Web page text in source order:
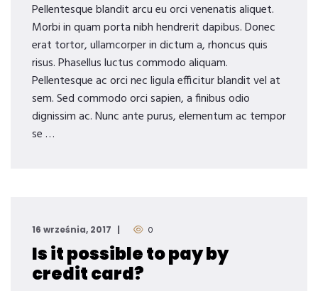
Pellentesque blandit arcu eu orci venenatis aliquet.
Morbi in quam porta nibh hendrerit dapibus. Donec
erat tortor, ullamcorper in dictum a, rhoncus quis
risus. Phasellus luctus commodo aliquam.
Pellentesque ac orci nec ligula efficitur blandit vel at
sem. Sed commodo orci sapien, a finibus odio
dignissim ac. Nunc ante purus, elementum ac tempor
se …
16 września, 2017 0
Is it possible to pay by
credit card?